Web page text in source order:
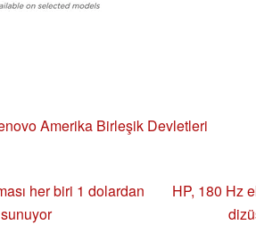
Amerika Birleşik Devletleri
her biri 1 dolardan
HP, 180 Hz